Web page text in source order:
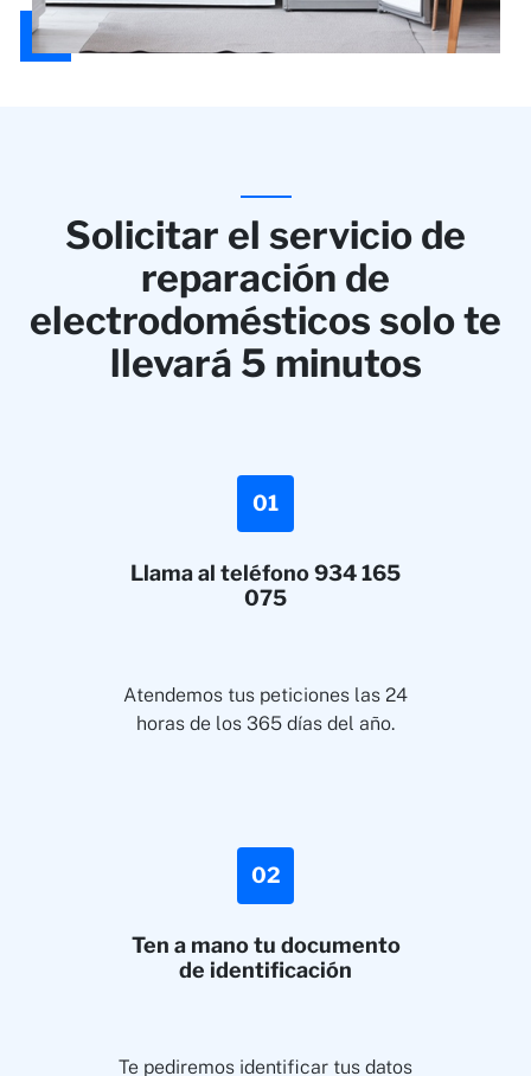
Solicitar el servicio de
reparación de
electrodomésticos solo te
llevará 5 minutos
01
Llama al teléfono 934 165
075
Atendemos tus peticiones las 24
horas de los 365 días del año.
02
Ten a mano tu documento
de identificación
Te pediremos identificar tus datos